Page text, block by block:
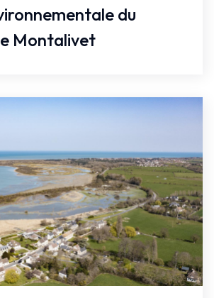
du
Montalivet